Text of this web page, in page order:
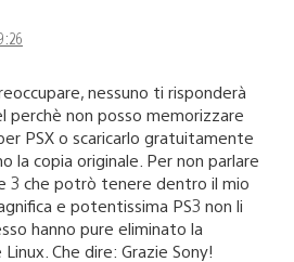
nessuno ti risponderà
perchè non posso memorizzare
PSX o scaricarlo gratuitamente
la copia originale. Per non parlare
3 che potrò tenere dentro il mio
e potentissima PS3 non li
hanno pure eliminato la
Che dire: Grazie Sony!